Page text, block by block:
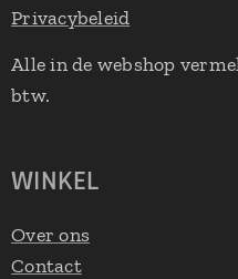
Privacybeleid
Alle in de webshop
btw.
WINKEL
Over ons
Contact